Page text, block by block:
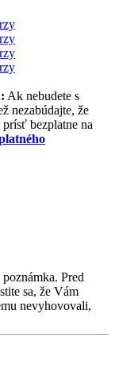
Ak nebudete s
nezabúdajte, že
bezplatne na
Pred
sa, že Vám
nevyhovovali,